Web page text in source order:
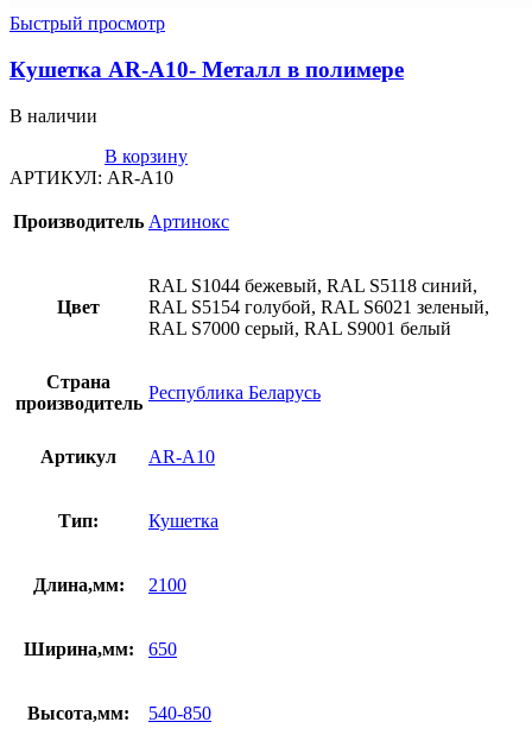
Быстрый просмотр
Кушетка AR-A10- Металл в полимере
В наличии
В корзину
АРТИКУЛ: AR-A10
Производитель Артинокс
Цвет
RAL S1044 бежевый, RAL S5118 синий,
RAL S5154 голубой, RAL S6021 зеленый,
RAL S7000 серый, RAL S9001 белый
Страна
производитель
Республика Беларусь
Артикул AR-A10
Тип: Кушетка
Длина,мм: 2100
Ширина,мм: 650
Высота,мм: 540-850